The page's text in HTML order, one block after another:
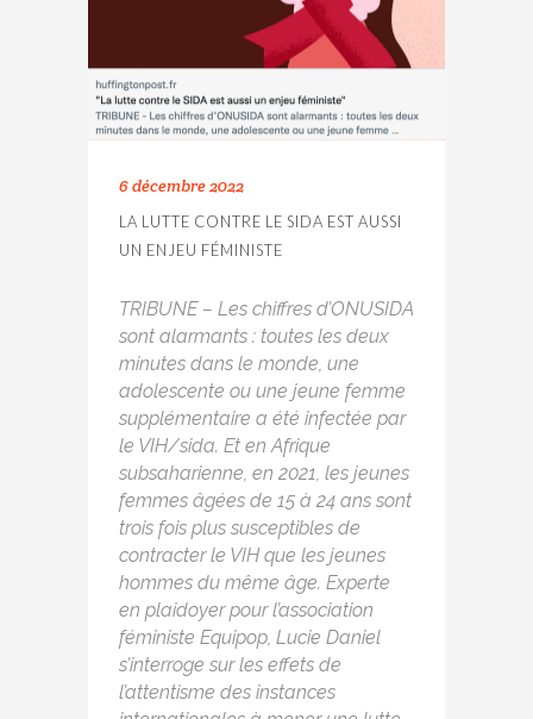
6 décembre 2022
LA LUTTE CONTRE LE SIDA EST AUSSI
UN ENJEU FÉMINISTE
TRIBUNE – Les chiffres d’ONUSIDA
sont alarmants : toutes les deux
minutes dans le monde, une
adolescente ou une jeune femme
supplémentaire a été infectée par
le VIH/sida. Et en Afrique
subsaharienne, en 2021, les jeunes
femmes âgées de 15 à 24 ans sont
trois fois plus susceptibles de
contracter le VIH que les jeunes
hommes du même âge. Experte
en plaidoyer pour l’association
féministe Equipop, Lucie Daniel
s’interroge sur les effets de
l’attentisme des instances